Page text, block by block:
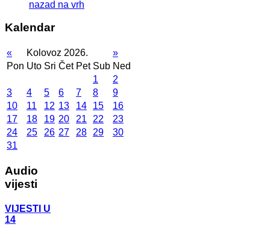
nazad na vrh
Kalendar
« Kolovoz 2026.
»
Pon Uto Sri Čet Pet Sub Ned
1
2
3
4 5 6 7 8
9
10
11 12 13 14 15
16
17
18 19 20 21 22
23
24
25 26 27 28 29
30
31
Audio
vijesti
VIJESTI U
14